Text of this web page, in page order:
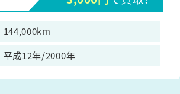
144,000km
平成12年/2000年